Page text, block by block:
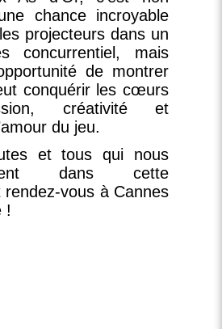
chance incroyable
projecteurs dans un
concurrentiel, mais
de montrer
conquérir les cœurs
créativité et
du jeu.
et tous qui nous
dans cette
vous à Cannes
!